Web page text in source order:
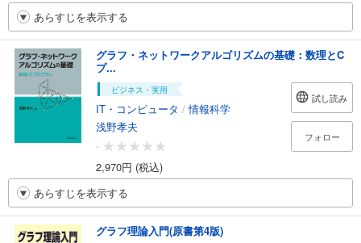
あらすじを表示する
グラフ・ネットワークアルゴリズムの基礎：数理とC
プ...
ビジネス・実用
IT・コンピュータ /情報科学
浅野孝夫
-
2,970円 (税込)
試し読み
フォロー
あらすじを表示する
グラフ理論入門(原書第4版)